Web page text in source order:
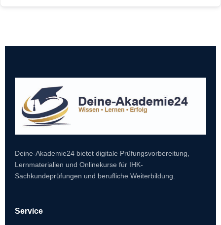
Deine-Akademie24 bietet digitale Prüfungsvorbereitung,
Lernmaterialien und Onlinekurse für IHK-
Sachkundeprüfungen und berufliche Weiterbildung.
Service